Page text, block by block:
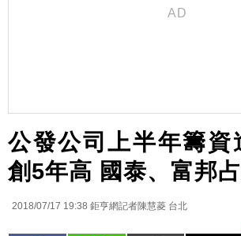
公發公司上半年籌資
創5年高 國泰、富邦
2018/07/17 19:38 鉅亨網記者陳慧菱 台北